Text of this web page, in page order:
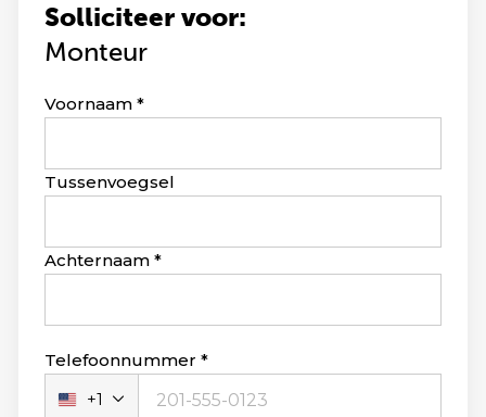
Solliciteer voor:
Monteur
Leave
blank
Voornaam
Tussenvoegsel
Achternaam
Telefoonnummer
Verenigde
+1